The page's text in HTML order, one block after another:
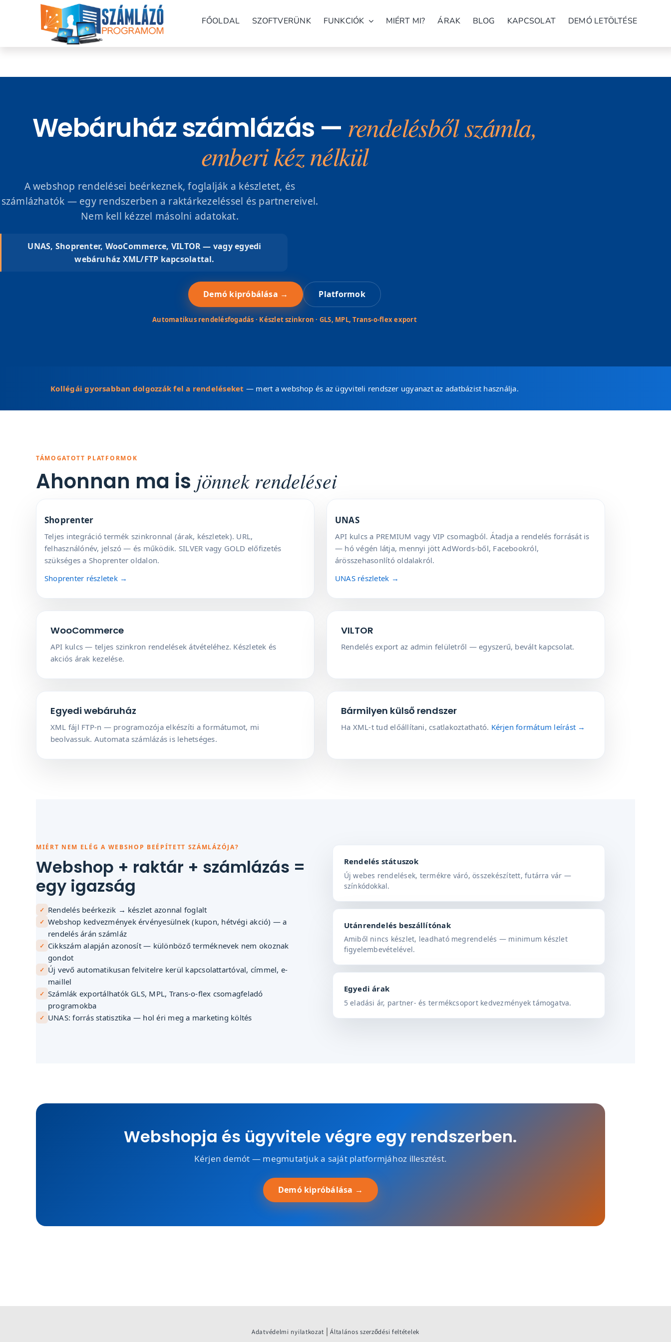
FŐOLDAL SZOFTVERÜNK FUNKCIÓK MIÉRT MI? ÁRAK BLOG KAPCSOLAT DEMÓ LETÖLTÉSE
Webáruház számlázás — rendelésből számla,
emberi kéz nélkül
A webshop rendelései beérkeznek, foglalják a készletet, és
számlázhatók — egy rendszerben a raktárkezeléssel és partnereivel.
Nem kell kézzel másolni adatokat.
UNAS, Shoprenter, WooCommerce, VILTOR — vagy egyedi
webáruház XML/FTP kapcsolattal.
Demó kipróbálása → Platformok
Automatikus rendelésfogadás · Készlet szinkron · GLS, MPL, Trans-o-flex export
Kollégái gyorsabban dolgozzák fel a rendeléseket — mert a webshop és az ügyviteli rendszer ugyanazt az adatbázist használja.
TÁMOGATOTT PLATFORMOK
Ahonnan ma is jönnek rendelései
Shoprenter
Teljes integráció termék szinkronnal (árak, készletek). URL,
felhasználónév, jelszó — és működik. SILVER vagy GOLD előfizetés
szükséges a Shoprenter oldalon.
Shoprenter részletek →
UNAS
API kulcs a PREMIUM vagy VIP csomagból. Átadja a rendelés forrását is
— hó végén látja, mennyi jött AdWords-ből, Facebookról,
árösszehasonlító oldalakról.
UNAS részletek →
WooCommerce
API kulcs — teljes szinkron rendelések átvételéhez. Készletek és
akciós árak kezelése.
VILTOR
Rendelés export az admin felületről — egyszerű, bevált kapcsolat.
Egyedi webáruház
XML fájl FTP-n — programozója elkészíti a formátumot, mi
beolvassuk. Automata számlázás is lehetséges.
Bármilyen külső rendszer
Ha XML-t tud előállítani, csatlakoztatható. Kérjen formátum leírást →
MIÉRT NEM ELÉG A WEBSHOP BEÉPÍTETT SZÁMLÁZÓJA?
Webshop + raktár + számlázás =
egy igazság
Rendelés beérkezik → készlet azonnal foglalt
Webshop kedvezmények érvényesülnek (kupon, hétvégi akció) — a
rendelés árán számláz
Cikkszám alapján azonosít — különböző terméknevek nem okoznak
gondot
Új vevő automatikusan felvitelre kerül kapcsolattartóval, címmel, e-
maillel
Számlák exportálhatók GLS, MPL, Trans-o-flex csomagfeladó
programokba
UNAS: forrás statisztika — hol éri meg a marketing költés
Rendelés státuszok
Új webes rendelések, termékre váró, összekészített, futárra vár —
színkódokkal.
Utánrendelés beszállítónak
Amiből nincs készlet, leadható megrendelés — minimum készlet
figyelembevételével.
Egyedi árak
5 eladási ár, partner- és termékcsoport kedvezmények támogatva.
Webshopja és ügyvitele végre egy rendszerben.
Kérjen demót — megmutatjuk a saját platformjához illesztést.
Demó kipróbálása →
Adatvédelmi nyilatkozat | Általános szerződési feltételek